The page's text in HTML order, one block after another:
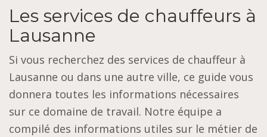
Les services de chauffeurs à
Lausanne
Si vous recherchez des services de chauffeur à
Lausanne ou dans une autre ville, ce guide vous
donnera toutes les informations nécessaires
sur ce domaine de travail. Notre équipe a
compilé des informations utiles sur le métier de